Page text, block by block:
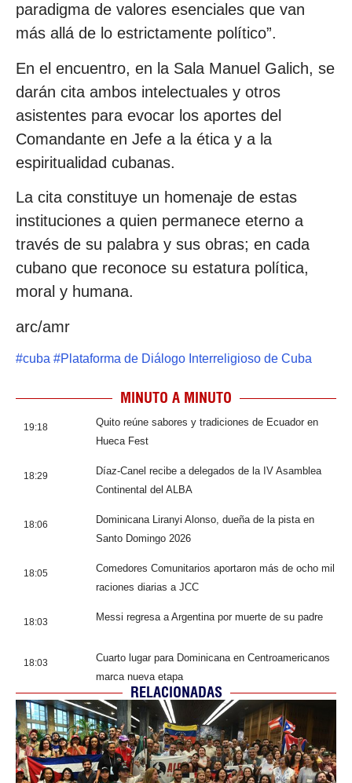
paradigma de valores esenciales que van
más allá de lo estrictamente político”.
En el encuentro, en la Sala Manuel Galich, se
darán cita ambos intelectuales y otros
asistentes para evocar los aportes del
Comandante en Jefe a la ética y a la
espiritualidad cubanas.
La cita constituye un homenaje de estas
instituciones a quien permanece eterno a
través de su palabra y sus obras; en cada
cubano que reconoce su estatura política,
moral y humana.
arc/amr
#cuba #Plataforma de Diálogo Interreligioso de Cuba
MINUTO A MINUTO
19:18
Quito reúne sabores y tradiciones de Ecuador en
Hueca Fest
18:29
Díaz-Canel recibe a delegados de la IV Asamblea
Continental del ALBA
18:06
Dominicana Liranyi Alonso, dueña de la pista en
Santo Domingo 2026
18:05
Comedores Comunitarios aportaron más de ocho mil
raciones diarias a JCC
18:03 Messi regresa a Argentina por muerte de su padre
18:03
Cuarto lugar para Dominicana en Centroamericanos
marca nueva etapa
RELACIONADAS